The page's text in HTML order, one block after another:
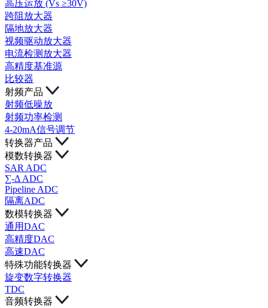
高压运放 (Vs ≥30V)
跨阻放大器
隔地放大器
视频驱动放大器
电流检测放大器
高精度基准源
比较器
射频产品
射频低噪放
射频功率检测
4-20mA信号调节
转换器产品
模数转换器
SAR ADC
∑-Δ ADC
Pipeline ADC
隔离ADC
数模转换器
通用DAC
高精度DAC
高速DAC
特殊功能转换器
旋变数字转换器
TDC
音频转换器